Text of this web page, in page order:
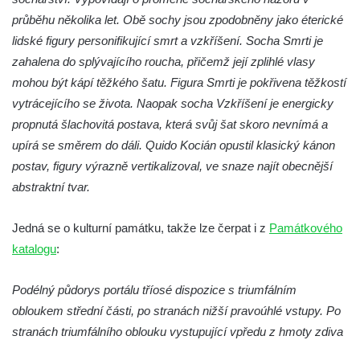
dominikánů v Českých Budějovicích
Socha svaté Anny na nádvoří kláštera
dominikánů v Českých Budějovicích
Socha svatého Dominika na nádvoří
kláštera dominikánů v Českých
Budějovicích
Sousoší Kalvárie před klášterem
dominikánů u Piaristického náměstí v
Socha svatého Václava u pramene v
na radnici v Českých Budějovicích
Pamětní deska na biskupské rezidenci v
Českých Budějovicích
průběhu několika let. Obě sochy jsou zpodobněny jako éterické
lidské figury personifikující smrt a vzkříšení. Socha Smrti je
zahalena do splývajícího roucha, přičemž její zplihlé vlasy
mohou být kápí těžkého šatu. Figura Smrti je pokřivena těžkostí
vytrácejícího se života. Naopak socha Vzkříšení je energicky
propnutá šlachovitá postava, která svůj šat skoro nevnímá a
upírá se směrem do dáli. Quido Kocián opustil klasický kánon
postav, figury výrazně vertikalizoval, ve snaze najít obecnější
abstraktní tvar.
Jedná se o kulturní památku, takže lze čerpat i z Památkového
katalogu:
Podélný půdorys portálu tříosé dispozice s triumfálním
obloukem střední části, po stranách nižší pravoúhlé vstupy. Po
stranách triumfálního oblouku vystupující vpředu z hmoty zdiva